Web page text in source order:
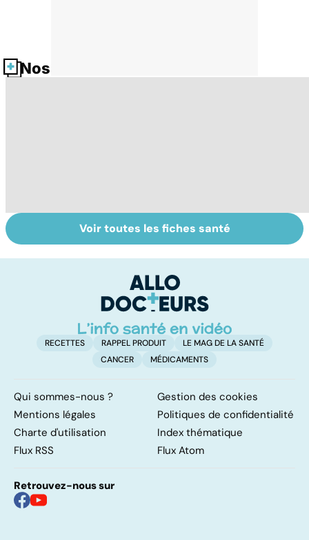
Nos fiches santé
Tout savoir sur
les infections
Inflammation des
amygdales : que
d'angine ?
Voir toutes les fiches santé
RECETTES RAPPEL PRODUIT
LE MAG DE LA SANTÉ
CANCER
MÉDICAMENTS
Qui sommes-nous ?
Gestion des cookies
Mentions légales
Politiques de confidentialité
Charte d'utilisation
Index thématique
Flux RSS
Flux Atom
Retrouvez-nous sur